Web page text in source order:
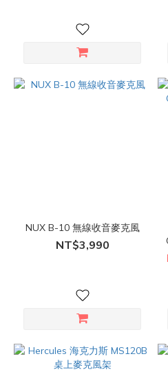
NUX B-10 無線收音麥克風
NT$3,990